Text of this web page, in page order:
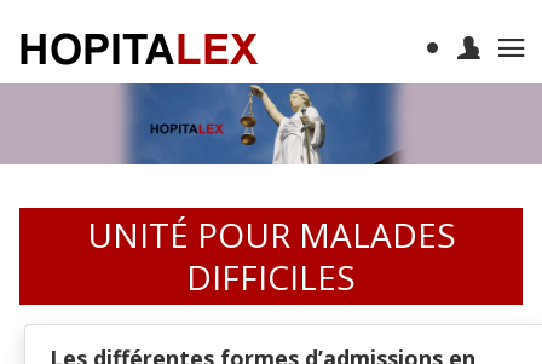
UNITÉ POUR MALADES
DIFFICILES
Les différentes formes d’admissions en